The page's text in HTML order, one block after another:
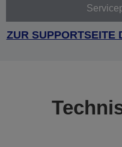
ZUR SUPPORTSEITE